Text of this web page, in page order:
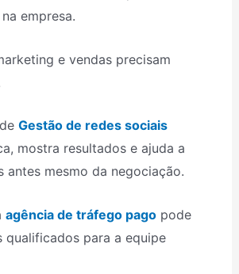
empresa.
e vendas precisam
Gestão de redes sociais
mostra resultados e ajuda a
antes mesmo da negociação.
agência de tráfego pagopode
qualificados para a equipe